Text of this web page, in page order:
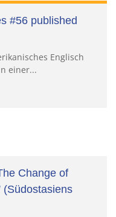
#56 published
Englisch
einer...
Change of
(Südostasiens